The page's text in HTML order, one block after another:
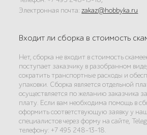
Электронная почта:zakaz@hobbyka.ru
Входит ли сборка в стоимость
Нет, сборка не входит в стоимость
поступает заказчику в разобранном
сократить транспортные расходы и
упаковки. Сборка является отдельной
осуществляется по желанию заказчика
плату. Если вам необходима помощь в
оформить соответствующую заявку у
специалистов через форму на сайте,
телефону: +7 495 248-13-18.